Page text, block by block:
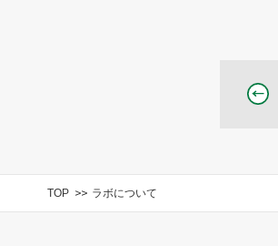
TOP ラボについて